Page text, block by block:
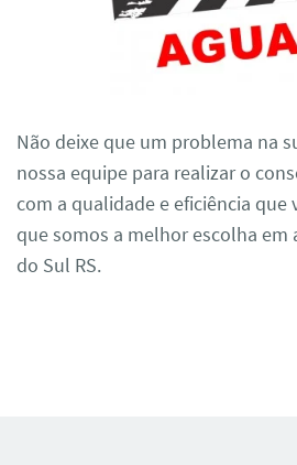
Não deixe que um problema na
nossa equipe para realizar o
com a qualidade e eficiência
que somos a melhor escolha em
do Sul RS.